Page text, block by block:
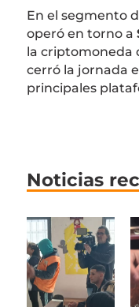
En el segmento
operó en torno a
la criptomoneda
cerró la jornada
principales
Noticias